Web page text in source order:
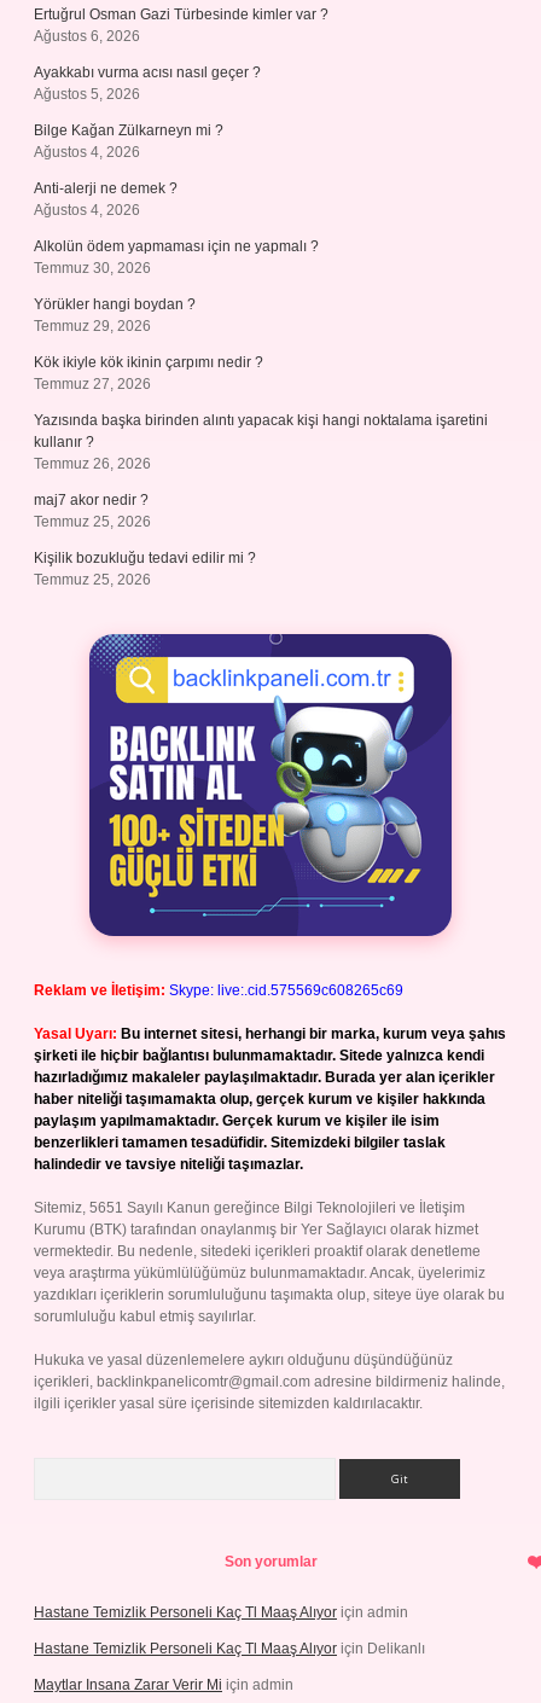
Ertuğrul Osman Gazi Türbesinde kimler var ?
Ağustos 6, 2026
Ayakkabı vurma acısı nasıl geçer ?
Ağustos 5, 2026
Bilge Kağan Zülkarneyn mi ?
Ağustos 4, 2026
Anti-alerji ne demek ?
Ağustos 4, 2026
Alkolün ödem yapmaması için ne yapmalı ?
Temmuz 30, 2026
Yörükler hangi boydan ?
Temmuz 29, 2026
Kök ikiyle kök ikinin çarpımı nedir ?
Temmuz 27, 2026
Yazısında başka birinden alıntı yapacak kişi hangi noktalama işaretini
kullanır ?
Temmuz 26, 2026
maj7 akor nedir ?
Temmuz 25, 2026
Kişilik bozukluğu tedavi edilir mi ?
Temmuz 25, 2026
Reklam ve İletişim: Skype: live:.cid.575569c608265c69
Yasal Uyarı: Bu internet sitesi, herhangi bir marka, kurum veya şahıs
şirketi ile hiçbir bağlantısı bulunmamaktadır. Sitede yalnızca kendi
hazırladığımız makaleler paylaşılmaktadır. Burada yer alan içerikler
haber niteliği taşımamakta olup, gerçek kurum ve kişiler hakkında
paylaşım yapılmamaktadır. Gerçek kurum ve kişiler ile isim
benzerlikleri tamamen tesadüfidir. Sitemizdeki bilgiler taslak
halindedir ve tavsiye niteliği taşımazlar.
Sitemiz, 5651 Sayılı Kanun gereğince Bilgi Teknolojileri ve İletişim
Kurumu (BTK) tarafından onaylanmış bir Yer Sağlayıcı olarak hizmet
vermektedir. Bu nedenle, sitedeki içerikleri proaktif olarak denetleme
veya araştırma yükümlülüğümüz bulunmamaktadır. Ancak, üyelerimiz
yazdıkları içeriklerin sorumluluğunu taşımakta olup, siteye üye olarak bu
sorumluluğu kabul etmiş sayılırlar.
Hukuka ve yasal düzenlemelere aykırı olduğunu düşündüğünüz
içerikleri, backlinkpanelicomtr@gmail.com adresine bildirmeniz halinde,
ilgili içerikler yasal süre içerisinde sitemizden kaldırılacaktır.
Son yorumlar
Hastane Temizlik Personeli Kaç Tl Maaş Alıyor için admin
Hastane Temizlik Personeli Kaç Tl Maaş Alıyor için Delikanlı
Maytlar Insana Zarar Verir Mi için admin